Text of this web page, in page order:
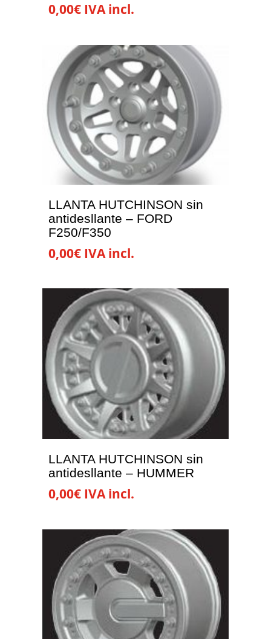
0,00€ IVA incl.
LLANTA HUTCHINSON sin
antidesllante – FORD
F250/F350
0,00€ IVA incl.
LLANTA HUTCHINSON sin
antidesllante – HUMMER
0,00€ IVA incl.